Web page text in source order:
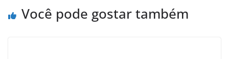
Você pode gostar também